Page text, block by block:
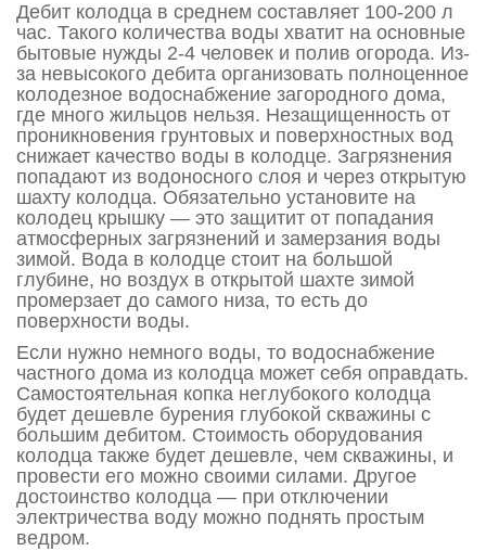
Дебит колодца в среднем составляет 100-200 л
час. Такого количества воды хватит на основные
бытовые нужды 2-4 человек и полив огорода. Из-
за невысокого дебита организовать полноценное
колодезное водоснабжение загородного дома,
где много жильцов нельзя. Незащищенность от
проникновения грунтовых и поверхностных вод
снижает качество воды в колодце. Загрязнения
попадают из водоносного слоя и через открытую
шахту колодца. Обязательно установите на
колодец крышку — это защитит от попадания
атмосферных загрязнений и замерзания воды
зимой. Вода в колодце стоит на большой
глубине, но воздух в открытой шахте зимой
промерзает до самого низа, то есть до
поверхности воды.
Если нужно немного воды, то водоснабжение
частного дома из колодца может себя оправдать.
Самостоятельная копка неглубокого колодца
будет дешевле бурения глубокой скважины с
большим дебитом. Стоимость оборудования
колодца также будет дешевле, чем скважины, и
провести его можно своими силами. Другое
достоинство колодца — при отключении
электричества воду можно поднять простым
ведром.